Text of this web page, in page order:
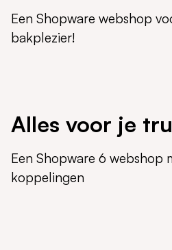
Een Shopware webshop
bakplezier!
Alles voor je
Een Shopware 6 webshop
koppelingen